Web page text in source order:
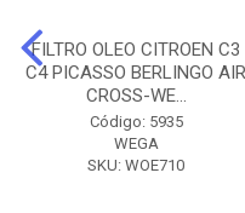
FILTRO OLEO CITROEN C3
C4 PICASSO BERLINGO AIR
CROSS-WE...
Código: 5935
WEGA
SKU: WOE710